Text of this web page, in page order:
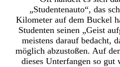
„Studentenauto“, das
Kilometer auf dem Buckel
Studenten seinen „Geist
meistens darauf bedacht,
möglich abzustoßen. Auf
dieses Unterfangen so